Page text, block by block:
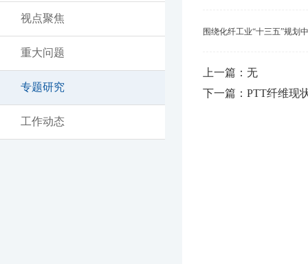
视点聚焦
重大问题
专题研究
工作动态
围绕化纤工业“十三五”规划
上一篇：无
下一篇：PTT纤维现